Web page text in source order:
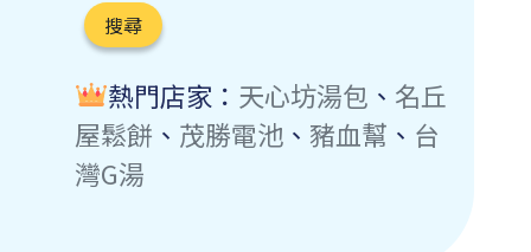
搜尋
熱門店家： 天心坊湯包 、 名丘
屋鬆餅 、 茂勝電池 、 豬血幫 、 台
灣G湯